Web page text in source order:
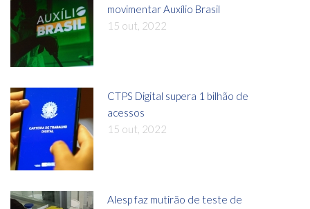
movimentar Auxílio Brasil
15 out, 2022
CTPS Digital supera 1 bilhão de
acessos
15 out, 2022
Alesp faz mutirão de teste de